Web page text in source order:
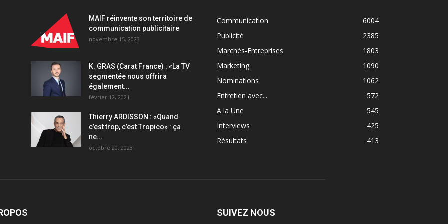
MAIF réinvente son territoire de
communication publicitaire
novembre 15, 2023
K. GRAS (Carat France) : «La TV
segmentée nous offrira
également...
février 12, 2021
Thierry ARDISSON : «Quand
c’est trop, c’est Tropico» : ça
ne...
octobre 20, 2023
Communication
6004
Publicité
2385
Marchés-Entreprises
1803
Marketing
1090
Nominations
1062
Entretien avec...
572
A la Une
545
Interviews
425
Résultats
413
SUIVEZ NOUS